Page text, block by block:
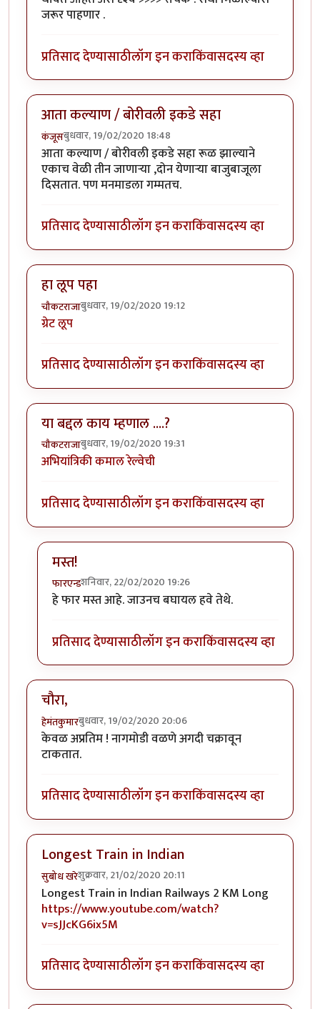
जरूर पाहणार .
प्रतिसाद देण्यासाठीलॉग इन कराकिंवासदस्य व्हा
आता कल्याण / बोरीवली इकडे सहा
कंजूसबुधवार, 19/02/2020 18:48
आता कल्याण / बोरीवली इकडे सहा रूळ झाल्याने
एकाच वेळी तीन जाणाऱ्या ,दोन येणाऱ्या बाजुबाजूला
दिसतात. पण मनमाडला गम्मतच.
प्रतिसाद देण्यासाठीलॉग इन कराकिंवासदस्य व्हा
हा लूप पहा
चौकटराजाबुधवार, 19/02/2020 19:12
ग्रेट लूप
प्रतिसाद देण्यासाठीलॉग इन कराकिंवासदस्य व्हा
या बद्दल काय म्हणाल ....?
चौकटराजाबुधवार, 19/02/2020 19:31
अभियांत्रिकी कमाल रेल्वेची
प्रतिसाद देण्यासाठीलॉग इन कराकिंवासदस्य व्हा
मस्त!
फारएन्डशनिवार, 22/02/2020 19:26
In reply toया बद्दल काय म्हणाल ....?by
हे फार मस्त आहे. जाउनच बघायल हवे तेथे.
प्रतिसाद देण्यासाठीलॉग इन कराकिंवासदस्य व्हा
चौरा,
हेमंतकुमारबुधवार, 19/02/2020 20:06
केवळ अप्रतिम ! नागमोडी वळणे अगदी चक्रावून
टाकतात.
प्रतिसाद देण्यासाठीलॉग इन कराकिंवासदस्य व्हा
Longest Train in Indian
सुबोध खरेशुक्रवार, 21/02/2020 20:11
Longest Train in Indian Railways 2 KM Long
https://www.youtube.com/watch?
v=sJJcKG6ix5M
प्रतिसाद देण्यासाठीलॉग इन कराकिंवासदस्य व्हा